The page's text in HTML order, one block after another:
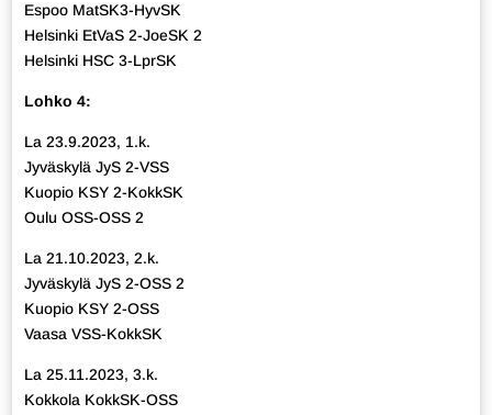
Espoo MatSK3-HyvSK
Helsinki EtVaS 2-JoeSK 2
Helsinki HSC 3-LprSK
Lohko 4:
La 23.9.2023, 1.k.
Jyväskylä JyS 2-VSS
Kuopio KSY 2-KokkSK
Oulu OSS-OSS 2
La 21.10.2023, 2.k.
Jyväskylä JyS 2-OSS 2
Kuopio KSY 2-OSS
Vaasa VSS-KokkSK
La 25.11.2023, 3.k.
Kokkola KokkSK-OSS